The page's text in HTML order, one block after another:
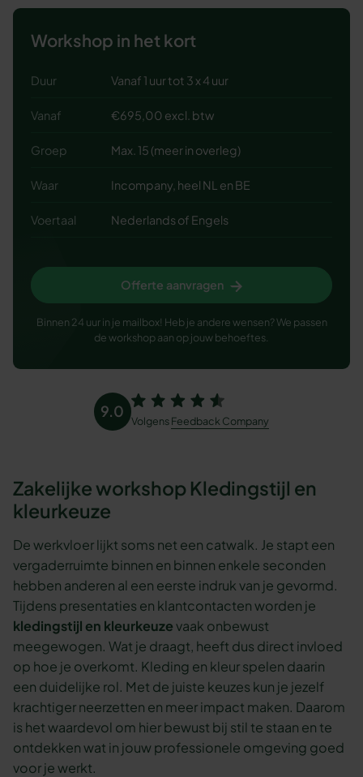
Zakelijke workshop Kledingstijl en
kleurkeuze
De werkvloer lijkt soms net een catwalk. Je stapt een
vergaderruimte binnen en binnen enkele seconden
hebben anderen al een eerste indruk van je gevormd.
Tijdens presentaties en klantcontacten worden je
kledingstijl en kleurkeuzevaak onbewust
meegewogen. Wat je draagt, heeft dus direct invloed
op hoe je overkomt. Kleding en kleur spelen daarin
een duidelijke rol. Met de juiste keuzes kun je jezelf
krachtiger neerzetten en meer impact maken. Daarom
is het waardevol om hier bewust bij stil te staan en te
ontdekken wat in jouw professionele omgeving goed
voor je werkt.
Workshop in het kort
Duur Vanaf 1 uur tot 3 x 4 uur
Vanaf €695,00 excl. btw
Groep Max. 15 (meer in overleg)
Waar Incompany, heel NL en BE
Voertaal Nederlands of Engels
Offerte aanvragen
Binnen 24 uur in je mailbox! Heb je andere wensen? We passen
de workshop aan op jouw behoeftes.
9.0
VolgensFeedback Company